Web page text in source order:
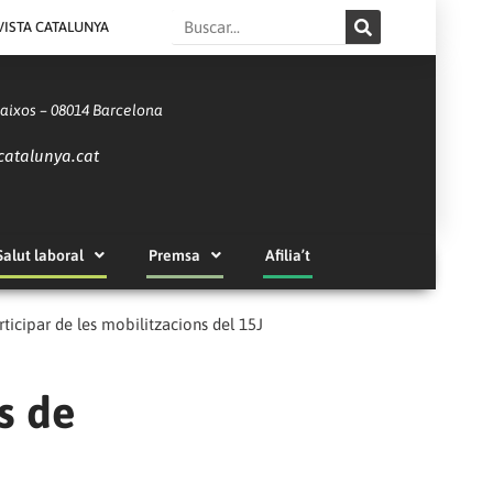
CATALUNYA Search
– 08014 Barcelona
laboral Premsa Afilia’t
de les mobilitzacions del 15J
de